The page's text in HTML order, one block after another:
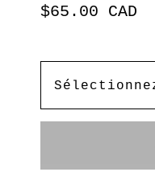
$65.00 CAD